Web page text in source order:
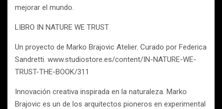
mejorar el mundo.
LIBRO IN NATURE WE TRUST
Un proyecto de Marko Brajovic Atelier. Curado por Federica
Sandretti. www.studiostore.es/content/IN-NATURE-WE-
TRUST-THE-BOOK/311
Innovación creativa inspirada en la naturaleza. Marko
Brajovic es un de los arquitectos pioneros en experimental